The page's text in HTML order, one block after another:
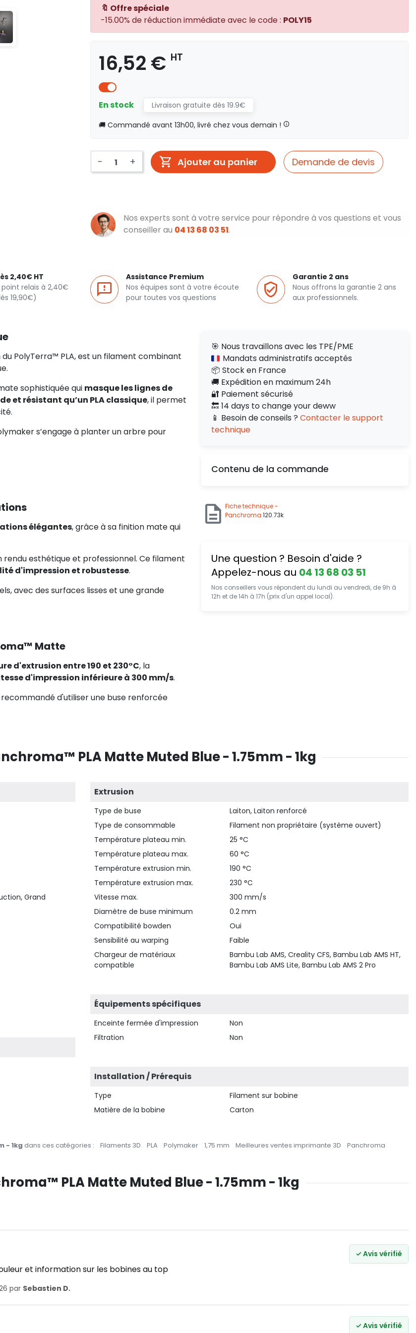
🔖 Offre spéciale
-15.00% de réduction immédiate avec le code : POLY15
16,52 € HT
En stock
Livraison gratuite dès 19.9€
🚚 Commandé avant 13h00, livré chez vous demain !
- + Ajouter au panier Demande de devis
Nos experts sont à votre service pour répondre à vos questions et vous
conseiller au 04 13 68 03 51.
2,40€ HT
point relais à 2,40€
19,90€)
Assistance Premium
Nos équipes sont à votre écoute
pour toutes vos questions
Garantie 2 ans
Nous offrons la garantie 2 ans
aux professionnels.
PolyTerra™ PLA, est un filament combinant
sophistiquée qui masque les lignes de
et résistant qu’un PLA classique, il permet
s’engage à planter un arbre pour
élégantes, grâce à sa finition mate qui
rendu esthétique et professionnel. Ce filament
d'impression et robustesse.
avec des surfaces lisses et une grande
Matte
d'extrusion entre 190 et 230°C, la
d'impression inférieure à 300 mm/s.
recommandé d'utiliser une buse renforcée
🎯 Nous travaillons avec les TPE/PME
Mandats administratifs acceptés
📦 Stock en France
🚚 Expédition en maximum 24h
🔐 Paiement sécurisé
🔙 14 days to change your deww
📱 Besoin de conseils ? Contacter le support
technique
Contenu de la commande
Fiche technique -
Panchroma 120.73k
Une question ? Besoin d'aide ?
Appelez-nous au 04 13 68 03 51
Nos conseillers vous répondent du lundi au vendredi, de 9h à
12h et de 14h à 17h (prix d'un appel local).
PLA Matte Muted Blue - 1.75mm - 1kg
Grand
Extrusion
Type de buse
Laiton, Laiton renforcé
Type de consommable
Filament non propriétaire (système ouvert)
Température plateau min.
25 °C
Température plateau max.
60 °C
Température extrusion min.
190 °C
Température extrusion max.
230 °C
Vitesse max.
300 mm/s
Diamètre de buse minimum
0.2 mm
Compatibilité bowden
Oui
Sensibilité au warping
Faible
Chargeur de matériaux
compatible
Bambu Lab AMS, Creality CFS, Bambu Lab AMS HT,
Bambu Lab AMS Lite, Bambu Lab AMS 2 Pro
Équipements spécifiques
Enceinte fermée d'impression
Non
Filtration
Non
Installation / Prérequis
Type
Filament sur bobine
Matière de la bobine
Carton
- 1kg dans ces catégories : Filaments 3D PLA Polymaker 1,75 mm Meilleures ventes imprimante 3D Panchroma
PLA Matte Muted Blue - 1.75mm - 1kg
✓ Avis vérifié
et information sur les bobines au top
par Sebastien D.
✓ Avis vérifié